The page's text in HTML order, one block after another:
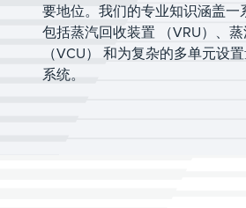
要地位。我们的专业知识涵盖一
包括蒸汽回收装置 （VRU）、
（VCU） 和为复杂的多单元设
系统。